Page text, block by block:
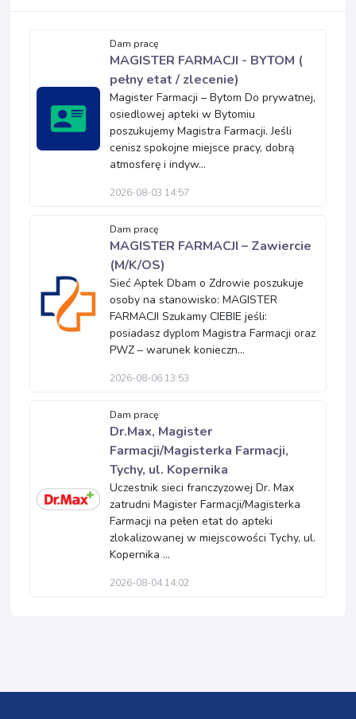
Dam pracę
MAGISTER FARMACJI - BYTOM (
pełny etat / zlecenie)
Magister Farmacji – Bytom Do prywatnej,
osiedlowej apteki w Bytomiu
poszukujemy Magistra Farmacji. Jeśli
cenisz spokojne miejsce pracy, dobrą
atmosferę i indyw...
2026-08-03 14:57
Dam pracę
MAGISTER FARMACJI – Zawiercie
(M/K/OS)
Sieć Aptek Dbam o Zdrowie poszukuje
osoby na stanowisko: MAGISTER
FARMACJI Szukamy CIEBIE jeśli:
posiadasz dyplom Magistra Farmacji oraz
PWZ – warunek konieczn...
2026-08-06 13:53
Dam pracę
Dr.Max, Magister
Farmacji/Magisterka Farmacji,
Tychy, ul. Kopernika
Uczestnik sieci franczyzowej Dr. Max
zatrudni Magister Farmacji/Magisterka
Farmacji na pełen etat do apteki
zlokalizowanej w miejscowości Tychy, ul.
Kopernika ...
2026-08-04 14:02